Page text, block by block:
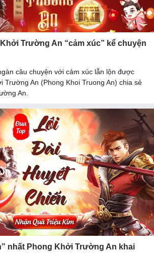
Trường An “cảm xúc” kể chuyện
câu chuyện với cảm xúc lẫn lộn được
Trường An (Phong Khoi Truong An) chia sẻ
An.
nhất Phong Khởi Trường An khai